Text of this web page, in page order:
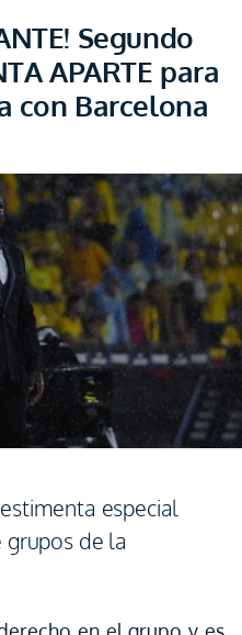
Segundo
APARTE para
con Barcelona
especial
de la